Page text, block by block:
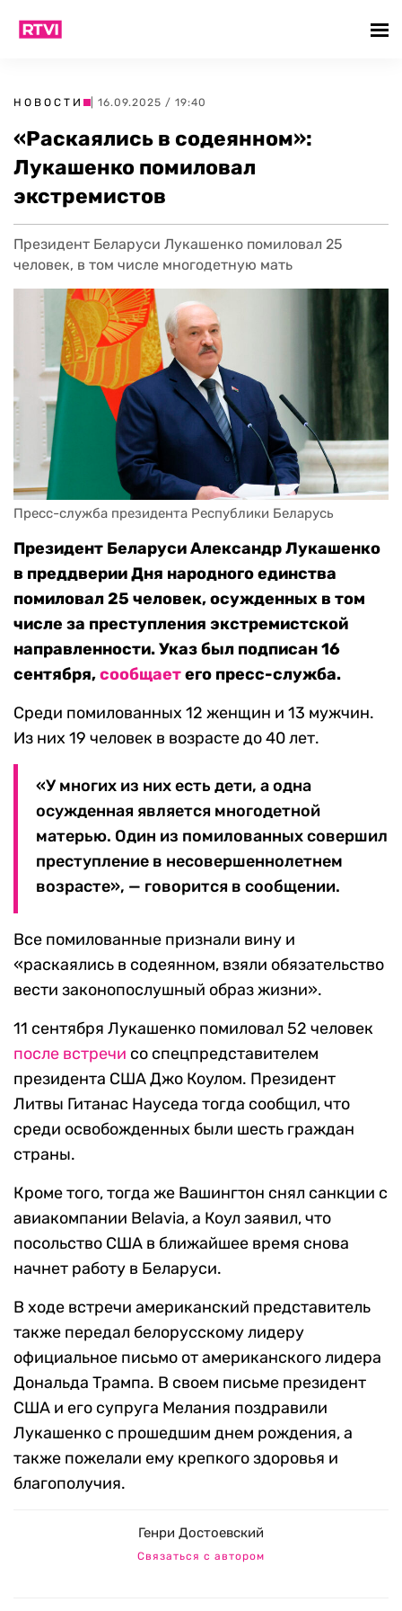
НОВОСТИ | 16.09.2025 / 19:40
«Раскаялись в содеянном»:
Лукашенко помиловал
экстремистов
Президент Беларуси Лукашенко помиловал 25
человек, в том числе многодетную мать
Пресс-служба президента Республики Беларусь
Президент Беларуси Александр Лукашенко
в преддверии Дня народного единства
помиловал 25 человек, осужденных в том
числе за преступления экстремистской
направленности. Указ был подписан 16
сентября,сообщаетего пресс-служба.
Среди помилованных 12 женщин и 13 мужчин.
Из них 19 человек в возрасте до 40 лет.
«У многих из них есть дети, а одна
осужденная является многодетной
матерью. Один из помилованных совершил
преступление в несовершеннолетнем
возрасте», — говорится в сообщении.
Все помилованные признали вину и
«раскаялись в содеянном, взяли обязательство
вести законопослушный образ жизни».
11 сентября Лукашенко помиловал 52 человек
после встречи со спецпредставителем
президента США Джо Коулом. Президент
Литвы Гитанас Науседа тогда сообщил, что
среди освобожденных были шесть граждан
страны.
Кроме того, тогда же Вашингтон снял санкции с
авиакомпании Belavia, а Коул заявил, что
посольство США в ближайшее время снова
начнет работу в Беларуси.
В ходе встречи американский представитель
также передал белорусскому лидеру
официальное письмо от американского лидера
Дональда Трампа. В своем письме президент
США и его супруга Мелания поздравили
Лукашенко с прошедшим днем рождения, а
также пожелали ему крепкого здоровья и
благополучия.
Генри Достоевский
Связаться с автором